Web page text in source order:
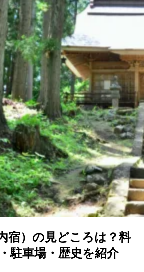
宿）の見どころは？料
駐車場・歴史を紹介